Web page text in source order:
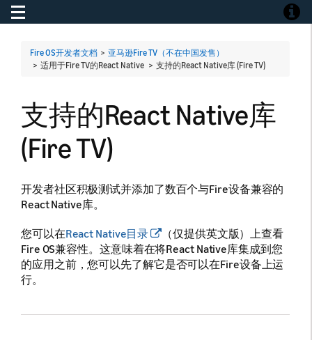
Toggle navigation
Fire OS开发者文档 > 亚马逊Fire TV（不在中国发售）
> 适用于Fire TV的React Native > 支持的React Native库 (Fire TV)
支持的React Native库
(Fire TV)
开发者社区积极测试并添加了数百个与Fire设备兼容的
React Native库。
您可以在React Native目录
（仅提供英文版）上查看
Fire OS兼容性。这意味着在将React Native库集成到您
的应用之前，您可以先了解它是否可以在Fire设备上运
行。